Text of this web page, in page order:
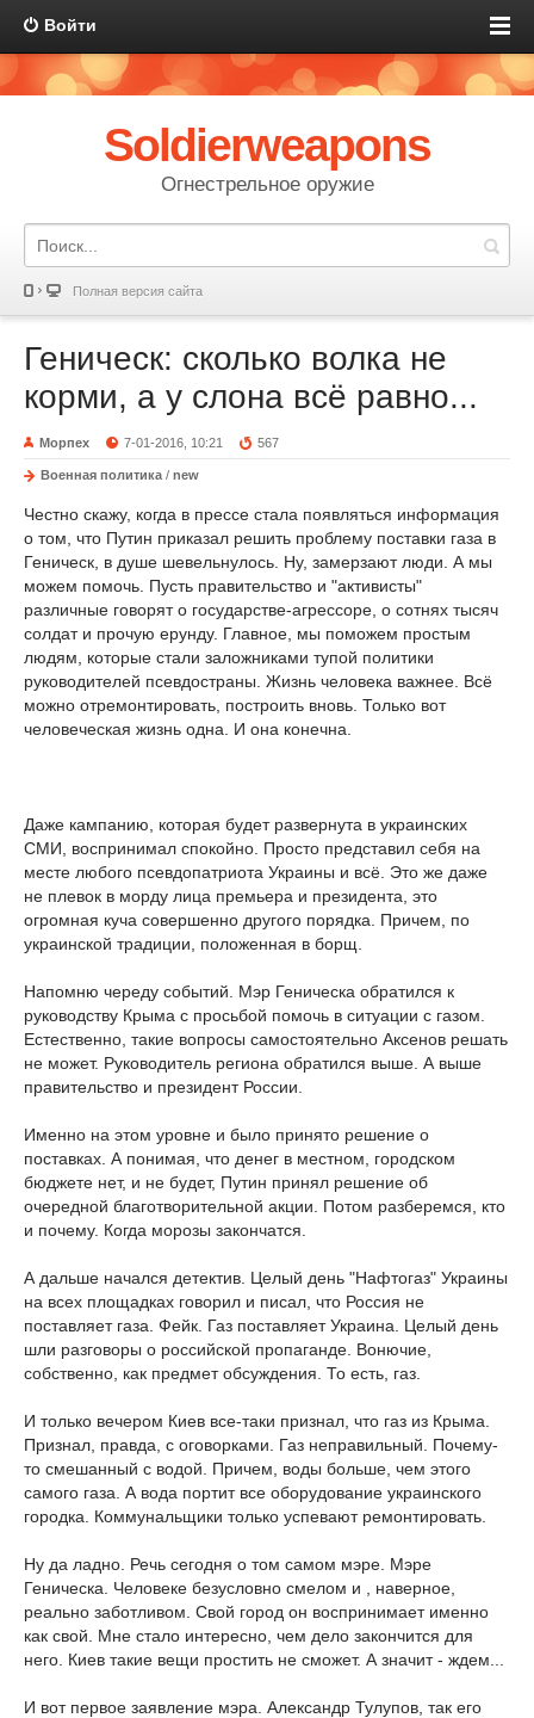
Войти
Soldierweapons
Огнестрельное оружие
Полная версия сайта
Геническ: сколько волка не
корми, а у слона всё равно...
Морпех 7-01-2016, 10:21 567
Военная политика / new
Честно скажу, когда в прессе стала появляться информация
о том, что Путин приказал решить проблему поставки газа в
Геническ, в душе шевельнулось. Ну, замерзают люди. А мы
можем помочь. Пусть правительство и "активисты"
различные говорят о государстве-агрессоре, о сотнях тысяч
солдат и прочую ерунду. Главное, мы поможем простым
людям, которые стали заложниками тупой политики
руководителей псевдостраны. Жизнь человека важнее. Всё
можно отремонтировать, построить вновь. Только вот
человеческая жизнь одна. И она конечна.
Даже кампанию, которая будет развернута в украинских
СМИ, воспринимал спокойно. Просто представил себя на
месте любого псевдопатриота Украины и всё. Это же даже
не плевок в морду лица премьера и президента, это
огромная куча совершенно другого порядка. Причем, по
украинской традиции, положенная в борщ.
Напомню череду событий. Мэр Геническа обратился к
руководству Крыма с просьбой помочь в ситуации с газом.
Естественно, такие вопросы самостоятельно Аксенов решать
не может. Руководитель региона обратился выше. А выше
правительство и президент России.
Именно на этом уровне и было принято решение о
поставках. А понимая, что денег в местном, городском
бюджете нет, и не будет, Путин принял решение об
очередной благотворительной акции. Потом разберемся, кто
и почему. Когда морозы закончатся.
А дальше начался детектив. Целый день "Нафтогаз" Украины
на всех площадках говорил и писал, что Россия не
поставляет газа. Фейк. Газ поставляет Украина. Целый день
шли разговоры о российской пропаганде. Вонючие,
собственно, как предмет обсуждения. То есть, газ.
И только вечером Киев все-таки признал, что газ из Крыма.
Признал, правда, с оговорками. Газ неправильный. Почему-
то смешанный с водой. Причем, воды больше, чем этого
самого газа. А вода портит все оборудование украинского
городка. Коммунальщики только успевают ремонтировать.
Ну да ладно. Речь сегодня о том самом мэре. Мэре
Геническа. Человеке безусловно смелом и , наверное,
реально заботливом. Свой город он воспринимает именно
как свой. Мне стало интересно, чем дело закончится для
него. Киев такие вещи простить не сможет. А значит - ждем...
И вот первое заявление мэра. Александр Тулупов, так его